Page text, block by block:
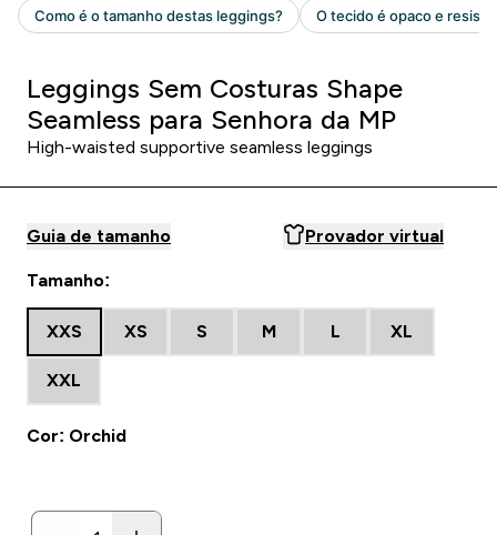
Leggings Sem Costuras Shape
Seamless para Senhora da MP
High-waisted supportive seamless leggings
Guia de tamanho Provador virtual
Tamanho:
XXS XS S M L XL
XXL
Cor: Orchid